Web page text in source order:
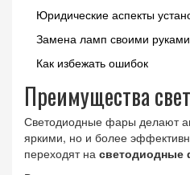
Юридические аспекты
Замена ламп своими руками
Как избежать ошибок
Преимущества
Светодиодные фары делают
яркими, но и более
переходят на светодиодные